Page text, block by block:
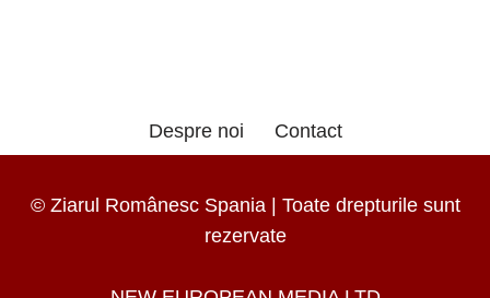
Despre noi Contact
© Ziarul Românesc Spania | Toate drepturile sunt
rezervate